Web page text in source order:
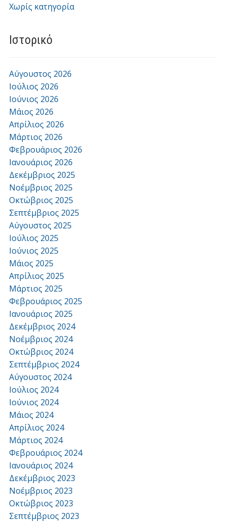
Χωρίς κατηγορία
Ιστορικό
Αύγουστος 2026
Ιούλιος 2026
Ιούνιος 2026
Μάιος 2026
Απρίλιος 2026
Μάρτιος 2026
Φεβρουάριος 2026
Ιανουάριος 2026
Δεκέμβριος 2025
Νοέμβριος 2025
Οκτώβριος 2025
Σεπτέμβριος 2025
Αύγουστος 2025
Ιούλιος 2025
Ιούνιος 2025
Μάιος 2025
Απρίλιος 2025
Μάρτιος 2025
Φεβρουάριος 2025
Ιανουάριος 2025
Δεκέμβριος 2024
Νοέμβριος 2024
Οκτώβριος 2024
Σεπτέμβριος 2024
Αύγουστος 2024
Ιούλιος 2024
Ιούνιος 2024
Μάιος 2024
Απρίλιος 2024
Μάρτιος 2024
Φεβρουάριος 2024
Ιανουάριος 2024
Δεκέμβριος 2023
Νοέμβριος 2023
Οκτώβριος 2023
Σεπτέμβριος 2023